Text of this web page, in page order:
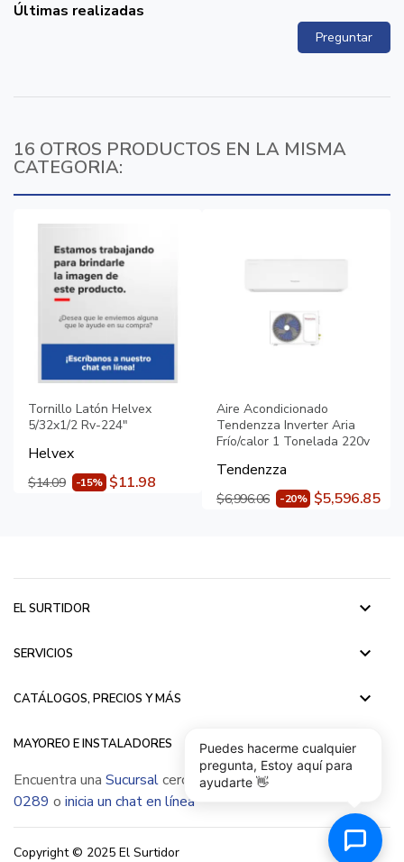
Últimas realizadas
Preguntar
16 OTROS PRODUCTOS EN LA MISMA
CATEGORIA:
Tornillo Latón Helvex
5/32x1/2 Rv-224"
Helvex
$14.09 -15% $11.98
Aire Acondicionado
Tendenzza Inverter Aria
Frío/calor 1 Tonelada 220v
Tendenzza
$6,996.06 -20% $5,596.85
EL SURTIDOR keyboard_arrow_down
SERVICIOS keyboard_arrow_down
CATÁLOGOS, PRECIOS Y MÁS keyboard_arrow_down
MAYOREO E INSTALADORES keyboard_arrow_down
Encuentra una Sucursalcerca de ti, llámanos
0289 o inicia un chat en línea
Copyright © 2025 El Surtidor
Puedes hacerme cualquier
pregunta, Estoy aquí para
ayudarte 👋